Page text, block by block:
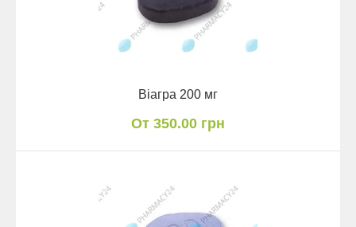
Віагра 200 мг
От 350.00 грн